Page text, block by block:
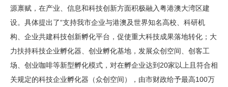
源禀赋，在产业、信息和科技创新方面积极融入粤港澳大湾区建
设。具体提出了“支持我市企业与港澳及世界知名高校、科研机
构、企业共建科技创新孵化平台，促使重大科技成果落地转化；大
力扶持科技企业孵化器、创业孵化基地，发展众创空间、创客工
场、创业咖啡等新型孵化模式，对在孵企业达到20家以上且符合相
关规定的科技企业孵化器（众创空间），由市财政给予最高100万